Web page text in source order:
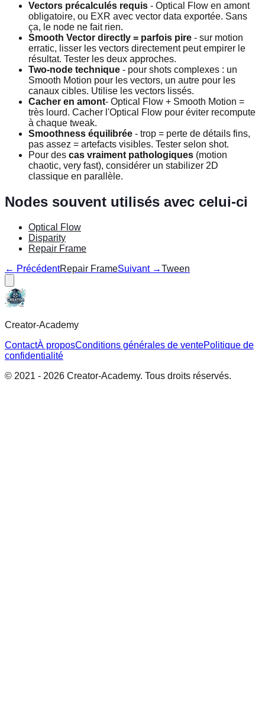
Vectors précalculés requis - Optical Flow en amont
obligatoire, ou EXR avec vector data exportée. Sans
ça, le node ne fait rien.
Smooth Vector directly = parfois pire - sur motion
erratic, lisser les vectors directement peut empirer le
résultat. Tester les deux approches.
Two-node technique - pour shots complexes : un
Smooth Motion pour les vectors, un autre pour les
canaux cibles. Utilise les vectors lissés.
Cacher en amont- Optical Flow + Smooth Motion =
très lourd. Cacher l'Optical Flow pour éviter recompute
à chaque tweak.
Smoothness équilibrée - trop = perte de détails fins,
pas assez = artefacts visibles. Tester selon shot.
Pour des cas vraiment pathologiques (motion
chaotic, very fast), considérer un stabilizer 2D
classique en parallèle.
Nodes souvent utilisés avec celui-ci
Optical Flow
Disparity
Repair Frame
← PrécédentRepair FrameSuivant →Tween
Creator-Academy
ContactÀ proposConditions générales de ventePolitique de
confidentialité
© 2021 - 2026 Creator-Academy. Tous droits réservés.